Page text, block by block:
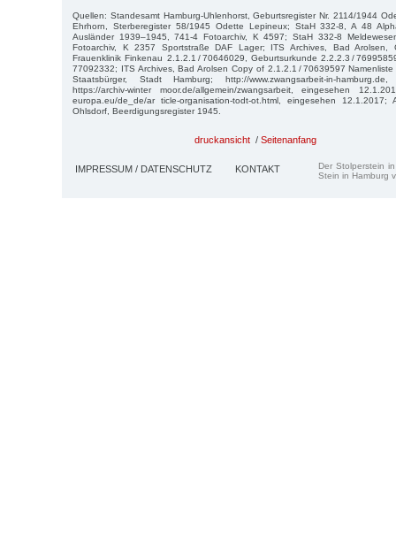
Quellen: Standesamt Hamburg-Uhlenhorst, Geburtsregister Nr. 2114/1944
Ehrhorn, Sterberegister 58/1945 Odette Lepineux; StaH 332-8, A 48
Ausländer 1939–1945, 741-4 Fotoarchiv, K 4597; StaH 332-8
Fotoarchiv, K 2357 Sportstraße DAF Lager; ITS Archives, Bad Arolsen,
Frauenklinik Finkenau 2.1.2.1 / 70646029, Geburtsurkunde 2.2.2.3 /
77092332; ITS Archives, Bad Arolsen Copy of 2.1.2.1 / 70639597
Staatsbürger, Stadt Hamburg; http://www.zwangsarbeit-in-
https://archiv-winter moor.de/allgemein/zwangsarbeit, eingesehen
europa.eu/de_de/ar ticle-organisation-todt-ot.html, eingesehen 12.1.2017;
Ohlsdorf, Beerdigungsregister 1945.
druckansicht / Seitenanfang
IMPRESSUM / DATENSCHUTZ KONTAKT
Der Stolperstein
Stein in Hamburg